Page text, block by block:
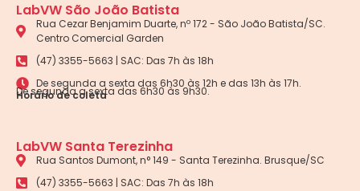
LabVW São João Batista
Rua Cezar Benjamim Duarte, nº 172 - São João Batista/SC.
Centro Comercial Garden
(47) 3355-5663 | SAC: Das 7h às 18h
De segunda a sexta das 6h30 às 12h e das 13h às 17h.
Horário de coleta
De segunda a sexta das 6h30 às 9h30.
LabVW Santa Terezinha
Rua Santos Dumont, n° 149 - Santa Terezinha. Brusque/SC
(47) 3355-5663 | SAC: Das 7h às 18h